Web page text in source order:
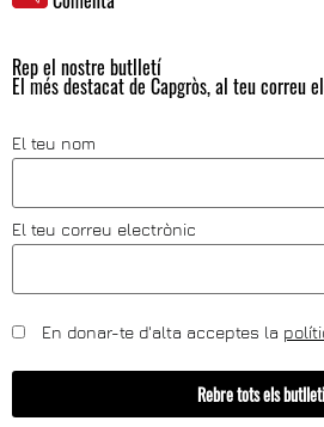
Rep el nostre butlletí
El més destacat de Capgròs, al teu correu
El teu nom
El teu correu electrònic
En donar-te d'alta acceptes la
Rebre tots els